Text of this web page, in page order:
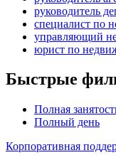
руководитель
специалист по
управляющий
юрист по
Быстрые
Полная
Полный день
Корпоративная